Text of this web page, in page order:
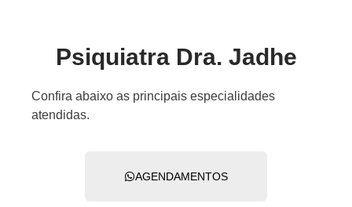
Psiquiatra Dra. Jadhe
Confira abaixo as principais especialidades
atendidas.
AGENDAMENTOS